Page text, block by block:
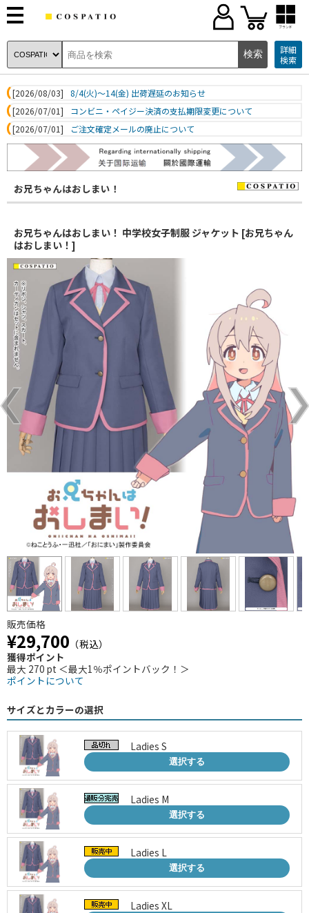
ブランド
詳細
検索
[2026/08/03]
8/4(火)～14(金) 出荷遅延のお知らせ
[2026/07/01]
コンビニ・ペイジー決済の支払期限変更について
[2026/07/01]
ご注文確定メールの廃止について
お兄ちゃんはおしまい！
お兄ちゃんはおしまい！ 中学校女子制服 ジャケット [お兄ちゃん
はおしまい！]
販売価格
¥29,700 （税込）
獲得ポイント
最大 270 pt ＜最大1％ポイントバック！＞
ポイントについて
サイズとカラーの選択
Ladies S
選択する
Ladies M
選択する
Ladies L
選択する
Ladies XL